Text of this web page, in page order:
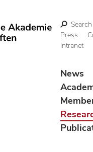
Search
Press
Intranet
News